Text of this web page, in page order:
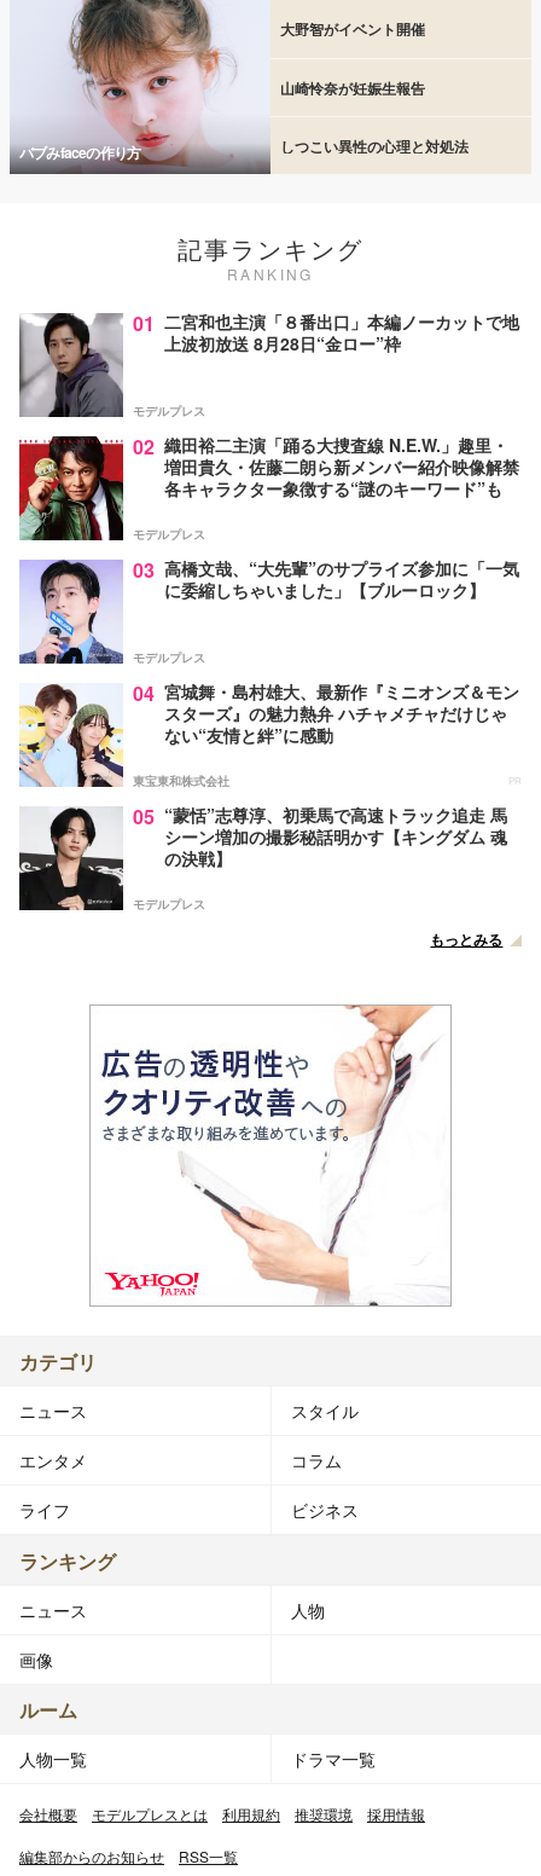
バブみfaceの作り方
大野智がイベント開催
山崎怜奈が妊娠生報告
しつこい異性の心理と対処法
記事ランキング
RANKING
01 二宮和也主演「８番出口」本編ノーカットで地
上波初放送 8月28日“金ロー”枠
モデルプレス
02 織田裕二主演「踊る大捜査線 N.E.W.」趣里・
増田貴久・佐藤二朗ら新メンバー紹介映像解禁
各キャラクター象徴する“謎のキーワード”も
モデルプレス
03 高橋文哉、“大先輩”のサプライズ参加に「一気
に委縮しちゃいました」【ブルーロック】
モデルプレス
04 宮城舞・島村雄大、最新作『ミニオンズ＆モン
スターズ』の魅力熱弁 ハチャメチャだけじゃ
ない“友情と絆”に感動
東宝東和株式会社 PR
05 “蒙恬”志尊淳、初乗馬で高速トラック追走 馬
シーン増加の撮影秘話明かす【キングダム 魂
の決戦】
モデルプレス
もっとみる
カテゴリ
ニュース スタイル
エンタメ コラム
ライフ ビジネス
ランキング
ニュース 人物
画像
ルーム
人物一覧 ドラマ一覧
会社概要 モデルプレスとは 利用規約 推奨環境 採用情報
編集部からのお知らせ RSS一覧